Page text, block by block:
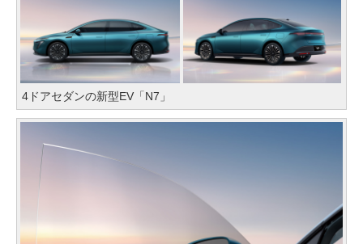
4ドアセダンの新型EV「N7」